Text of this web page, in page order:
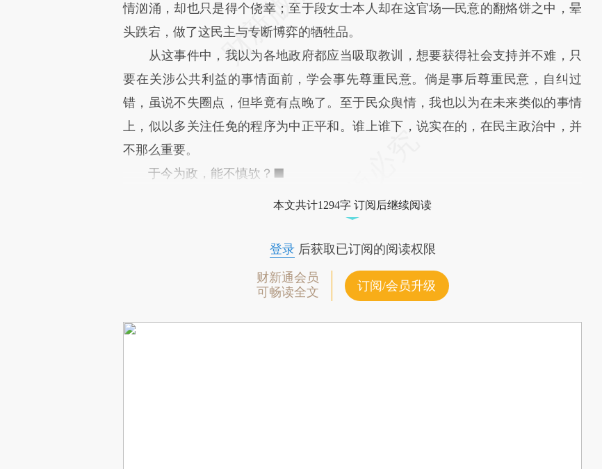
情汹涌，却也只是得个侥幸；至于段女士本人却在这官场—民意的翻烙饼之中，晕
头跌宕，做了这民主与专断博弈的牺牲品。
从这事件中，我以为各地政府都应当吸取教训，想要获得社会支持并不难，只
要在关涉公共利益的事情面前，学会事先尊重民意。倘是事后尊重民意，自纠过
错，虽说不失圈点，但毕竟有点晚了。至于民众舆情，我也以为在未来类似的事情
上，似以多关注任免的程序为中正平和。谁上谁下，说实在的，在民主政治中，并
不那么重要。
于今为政，能不慎欤？■
本文共计1294字 订阅后继续阅读
登录后获取已订阅的阅读权限
财新通会员
可畅读全文
订阅/会员升级